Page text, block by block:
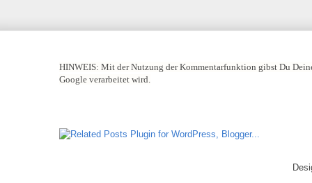
HINWEIS: Mit der Nutzung der Kommentarfunktion gibst Du
Google verarbeitet wird.